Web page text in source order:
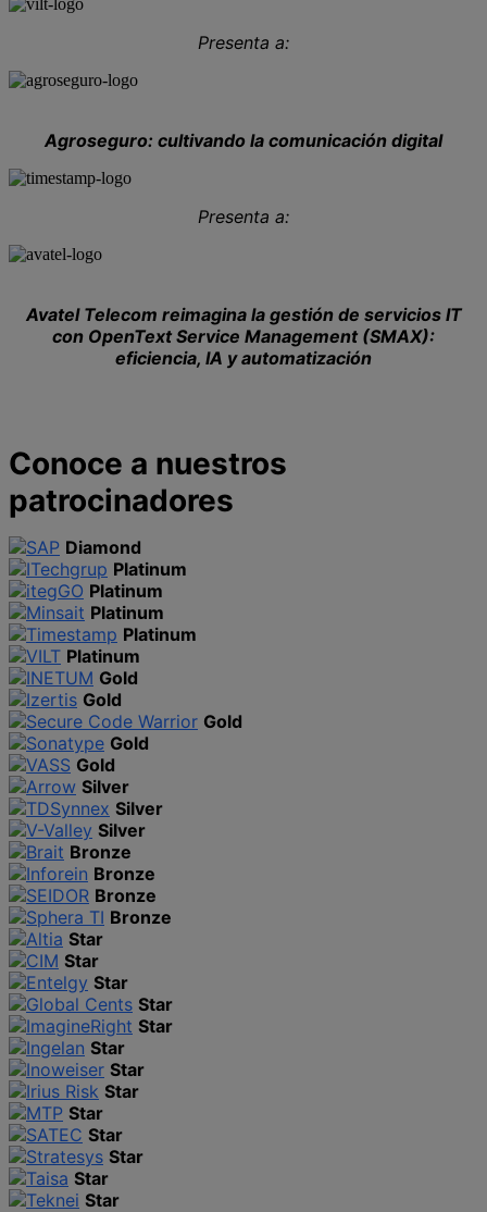
Presenta a:
Agroseguro: cultivando la comunicación digital
Presenta a:
Avatel Telecom reimagina la gestión de servicios IT
con OpenText Service Management (SMAX):
eficiencia, IA y automatización
Conoce a nuestros
patrocinadores
Diamond
Platinum
Platinum
Platinum
Platinum
Platinum
Gold
Gold
Gold
Gold
Gold
Silver
Silver
Silver
Bronze
Bronze
Bronze
Bronze
Star
Star
Star
Star
Star
Star
Star
Star
Star
Star
Star
Star
Star